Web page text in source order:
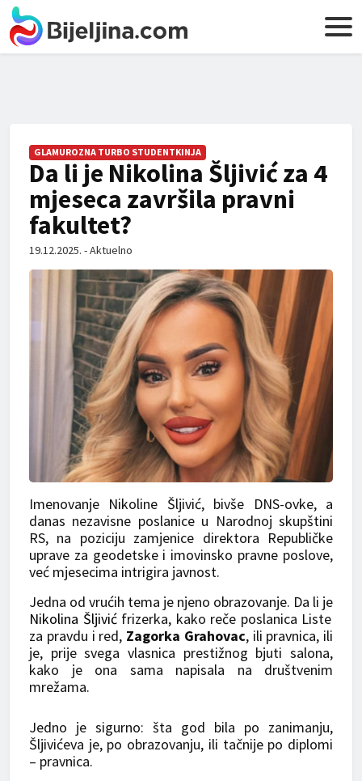
GLAMUROZNA TURBO STUDENTKINJA
Da li je Nikolina Šljivić za 4
mjeseca završila pravni
fakultet?
19.12.2025. - Aktuelno
Imenovanje Nikoline Šljivić, bivše DNS-ovke, a
danas nezavisne poslanice u Narodnoj skupštini
RS, na poziciju zamjenice direktora Republičke
uprave za geodetske i imovinsko pravne poslove,
već mjesecima intrigira javnost.
Jedna od vrućih tema je njeno obrazovanje. Da li je
Nikolina Šljivić frizerka, kako reče poslanica Liste
za pravdu i red, Zagorka Grahovac, ili pravnica, ili
je, prije svega vlasnica prestižnog bjuti salona,
kako je ona sama napisala na društvenim
mrežama.
Jedno je sigurno: šta god bila po zanimanju,
Šljivićeva je, po obrazovanju, ili tačnije po diplomi
– pravnica.